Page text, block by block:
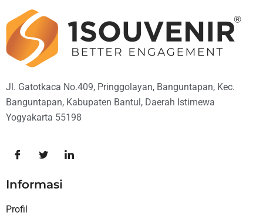
Jl. Gatotkaca No.409, Pringgolayan, Banguntapan, Kec.
Banguntapan, Kabupaten Bantul, Daerah Istimewa
Yogyakarta 55198
Informasi
Profil